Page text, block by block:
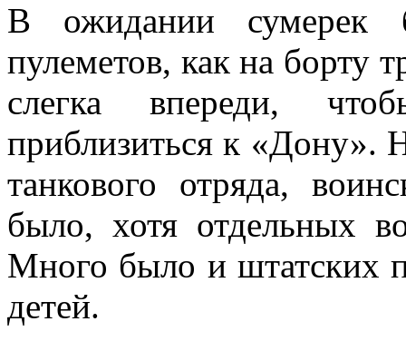
В ожидании сумерек
пулеметов, как на борту
слегка впереди,
приблизиться к «Дону».
танкового от­ряда,
было, хотя отдельных
Много было и штатских
детей.